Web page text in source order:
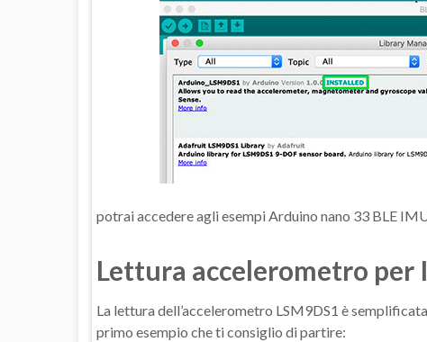
potrai accedere agli esempi Arduino nano 33 BLE
Lettura accelerometro per
La lettura dell’accelerometro LSM9DS1 è
primo esempio che ti consiglio di partire: